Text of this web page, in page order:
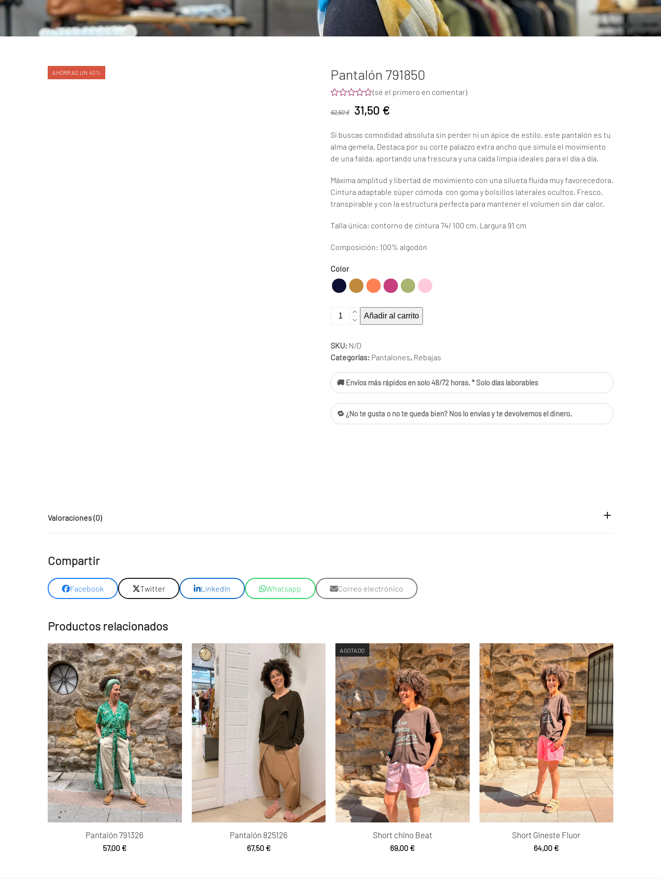
AHORRAS UN 40% Pantalón 791850
con
5
(sé el primero en comentar)
52,50€
El
original
era:
52,50 €.
31,50 €El
actual
es:
31,50 €.
Si buscas comodidad absoluta sin perder ni un ápice de estilo, este pantalón es tu
alma gemela. Destaca por su corte palazzo extra ancho que simula el movimiento
de una falda, aportando una frescura y una caída limpia ideales para el día a día.
Máxima amplitud y libertad de movimiento con una silueta fluida muy favorecedora.
Cintura adaptable súper cómoda con goma y bolsillos laterales ocultos. Fresco,
transpirable y con la estructura perfecta para mantener el volumen sin dar calor.
Talla única: contorno de cintura 74/ 100 cm. Largura 91 cm
Composición: 100% algodón
Color
Pantalón
Añadir al carrito
SKU: N/D
Categorías: Pantalones, Rebajas
🚚 Envíos más rápidos en solo 48/72 horas. * Solo días laborables
🔁 ¿No te gusta o no te queda bien? Nos lo envías y te devolvemos el dinero.
Valoraciones (0)
Compartir
Facebook Twitter LinkedIn Whatsapp Correo electrónico
Productos relacionados
Pantalón 791326
57,00 €
Pantalón 825126
67,50 €
AGOTADO
Short chino Beat
69,00 €
Short Gineste Fluor
64,00 €